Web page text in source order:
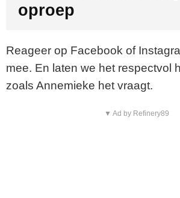
oproep
Reageer op Facebook of
mee. En laten we het respectvol
zoals Annemieke het vraagt.
▼ Ad by Refinery89